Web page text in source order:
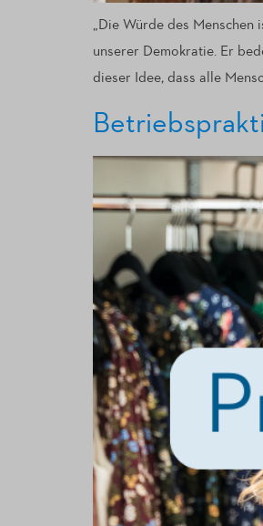
„Die Würde des
unserer Demokratie. Er
dieser Idee, dass alle